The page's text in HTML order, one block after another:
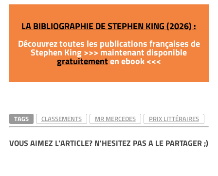
LA BIBLIOGRAPHIE DE STEPHEN KING (2026) :
Découvrez toutes les publications françaises de
Stephen King >>> maintenant disponible
gratuitementen ebook <<<
TAGS CLASSEMENTS MR MERCEDES PRIX LITTÉRAIRES
VOUS AIMEZ L'ARTICLE? N'HESITEZ PAS A LE PARTAGER ;)